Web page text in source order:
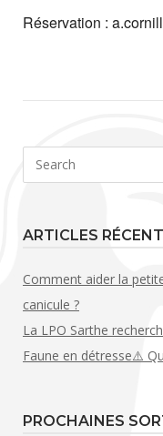
Réservation :
ARTICLES
Comment aider la
canicule ?
La LPO Sarthe
Faune en détresse⚠️
PROCHAINES